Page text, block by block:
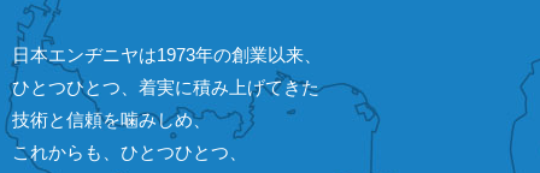
日本エンヂニヤは1973年の創業以来、
ひとつひとつ、着実に積み上げてきた
技術と信頼を噛みしめ、
これからも、ひとつひとつ、